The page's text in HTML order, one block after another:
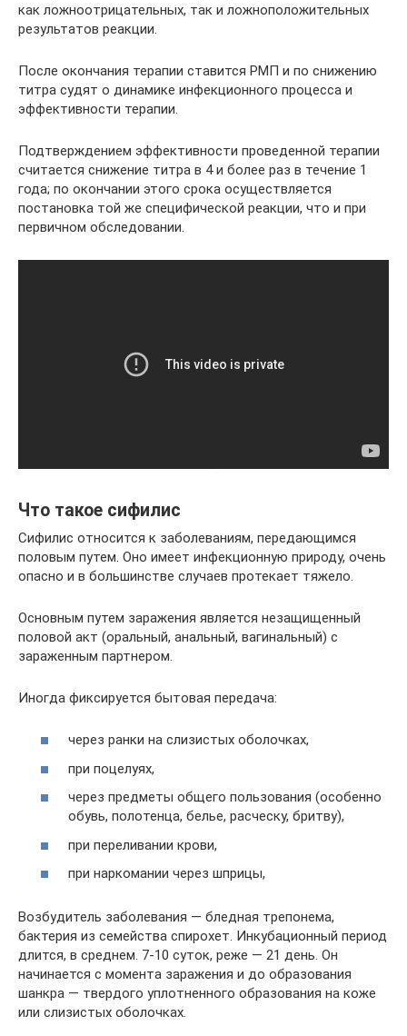
как ложноот­рицательных, так и ложноположительных
результатов реакции.
После окончания терапии ставится РМП и по снижению
титра судят о ди­намике инфекционного процесса и
эффективности терапии.
Подтверждением эффективности проведенной терапии
считается сниже­ние титра в 4 и более раз в течение 1
года; по окончании этого срока осуще­ствляется
постановка той же специфической реакции, что и при
первичном обследовании.
Что такое сифилис
Сифилис относится к заболеваниям, передающимся
половым путем. Оно имеет инфекционную природу, очень
опасно и в большинстве случаев протекает тяжело.
Основным путем заражения является незащищенный
половой акт (оральный, анальный, вагинальный) с
зараженным партнером.
Иногда фиксируется бытовая передача:
через ранки на слизистых оболочках,
при поцелуях,
через предметы общего пользования (особенно
обувь, полотенца, белье, расческу, бритву),
при переливании крови,
при наркомании через шприцы,
Возбудитель заболевания — бледная трепонема,
бактерия из семейства спирохет. Инкубационный период
длится, в среднем. 7-10 суток, реже — 21 день. Он
начинается с момента заражения и до образования
шанкра — твердого уплотненного образования на коже
или слизистых оболочках.